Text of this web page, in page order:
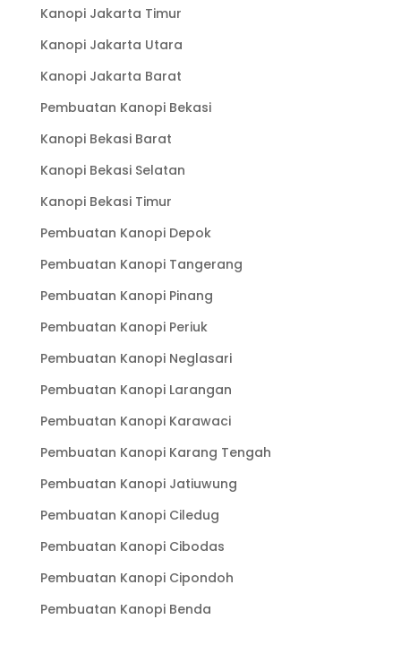
Kanopi Jakarta Timur
Kanopi Jakarta Utara
Kanopi Jakarta Barat
Pembuatan Kanopi Bekasi
Kanopi Bekasi Barat
Kanopi Bekasi Selatan
Kanopi Bekasi Timur
Pembuatan Kanopi Depok
Pembuatan Kanopi Tangerang
Pembuatan Kanopi Pinang
Pembuatan Kanopi Periuk
Pembuatan Kanopi Neglasari
Pembuatan Kanopi Larangan
Pembuatan Kanopi Karawaci
Pembuatan Kanopi Karang Tengah
Pembuatan Kanopi Jatiuwung
Pembuatan Kanopi Ciledug
Pembuatan Kanopi Cibodas
Pembuatan Kanopi Cipondoh
Pembuatan Kanopi Benda